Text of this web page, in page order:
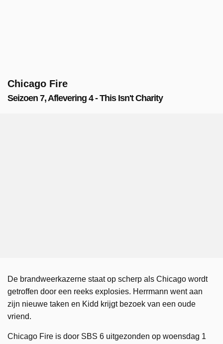
Chicago Fire
Seizoen 7, Aflevering 4 - This Isn't Charity
De brandweerkazerne staat op scherp als Chicago wordt
getroffen door een reeks explosies. Herrmann went aan
zijn nieuwe taken en Kidd krijgt bezoek van een oude
vriend.
Chicago Fire is door SBS 6 uitgezonden op woensdag 1